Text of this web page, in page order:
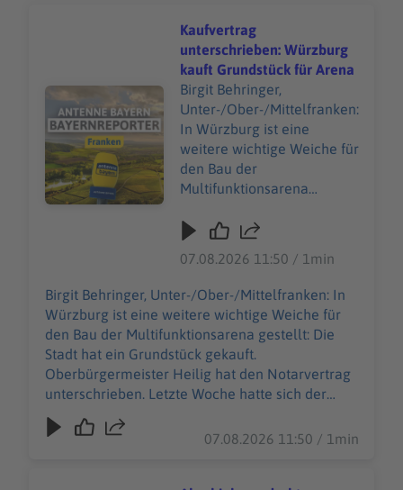
Audiotitel - Kaufvertrag unterschrieben: Würzburg
Kaufvertrag
unterschrieben: Würzburg
kauft Grundstück für Arena
Birgit Behringer,
Unter-/Ober-/Mittelfranken:
In Würzburg ist eine
weitere wichtige Weiche für
den Bau der
Multifunktionsarena
Grundstück gekauft.
hat den Notarvertrag
unterschrieben. Letzte
Woche hatte sich der
Stadtrat noch mal
ausdrücklich hinter die
Pläne gestellt. Es soll eine
vielseitige Arena in
für Basketball, Konzerte,
Kongresse. Bis zum Herbst
07.08.2026 11:50 / 1min
Birgit Behringer, Unter-/Ober-/Mittelfranken: In
Würzburg ist eine weitere wichtige Weiche für
den Bau der Multifunktionsarena gestellt: Die
Stadt hat ein Grundstück gekauft.
Oberbürgermeister Heilig hat den Notarvertrag
unterschrieben. Letzte Woche hatte sich der
Stadtrat noch mal ausdrücklich hinter die Pläne
gestellt. Es soll eine vielseitige Arena in
07.08.2026 11:50 / 1min